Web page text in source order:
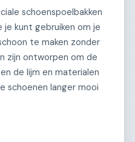
schoenspoelbakken
je kunt gebruiken om je
te maken zonder
zijn ontworpen om de
de lijm en materialen
schoenen langer mooi